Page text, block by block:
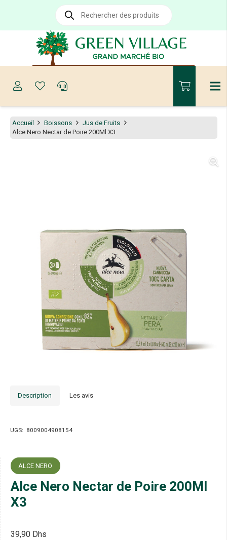
Recherche
produits
Accueil Boissons
Jus de Fruits
Alce Nero Nectar de Poire 200Ml X3
Description Les avis
UGS: 8009004908154
ALCE NERO
Alce Nero Nectar de Poire 200Ml
X3
39,90 Dhs